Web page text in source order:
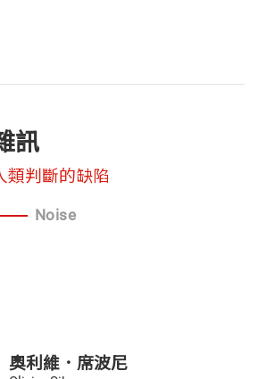
訊
類判斷的缺陷
Noise
奧利維．席波尼